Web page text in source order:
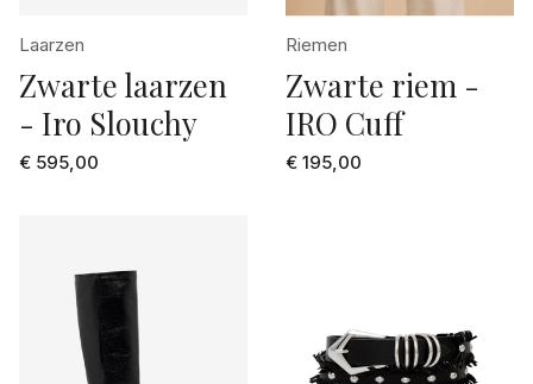
Laarzen
Zwarte laarzen
- Iro Slouchy
€ 595,00
Riemen
Zwarte riem -
IRO Cuff
€ 195,00